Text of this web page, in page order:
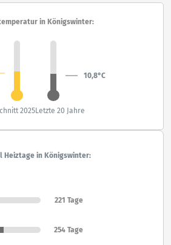
in Königswinter:
10,8°C
2025Letzte 20 Jahre
Heiztage in Königswinter:
221 Tage
254 Tage